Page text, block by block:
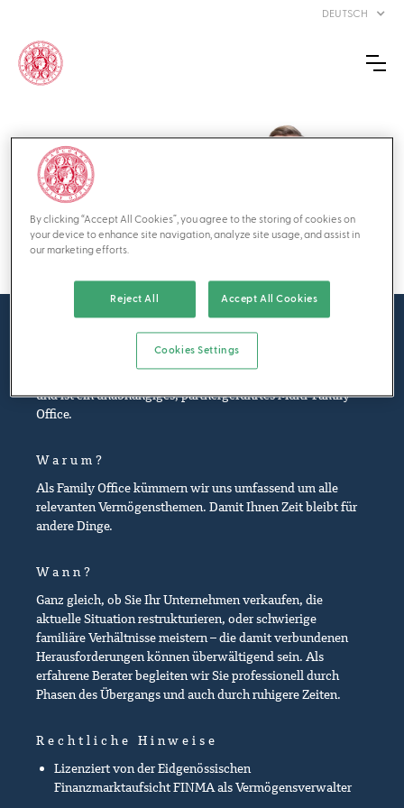
DEUTSCH
MATHIAS
ZÜRCHER
Investment Advisor
und ist ein unabhängiges, partnergeführtes Multi-Family
Office.
Warum?
Als Family Office kümmern wir uns umfassend um alle
relevanten Vermögensthemen. Damit Ihnen Zeit bleibt für
andere Dinge.
Wann?
Ganz gleich, ob Sie Ihr Unternehmen verkaufen, die
aktuelle Situation restrukturieren, oder schwierige
familiäre Verhältnisse meistern – die damit verbundenen
Herausforderungen können überwältigend sein. Als
erfahrene Berater begleiten wir Sie professionell durch
Phasen des Übergangs und auch durch ruhigere Zeiten.
Rechtliche Hinweise
Lizenziert von der Eidgenössischen
Finanzmarktaufsicht FINMA als Vermögensverwalter
By clicking “Accept All Cookies”, you agree to the storing of cookies on
your device to enhance site navigation, analyze site usage, and assist in
our marketing efforts.
Reject All Accept All Cookies
Cookies Settings